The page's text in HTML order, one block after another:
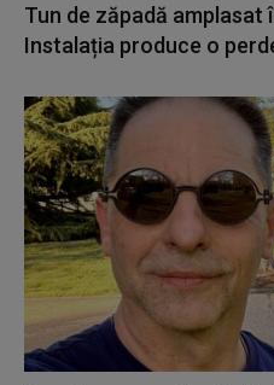
Tun de zăpadă amplasat
Instalația produce o